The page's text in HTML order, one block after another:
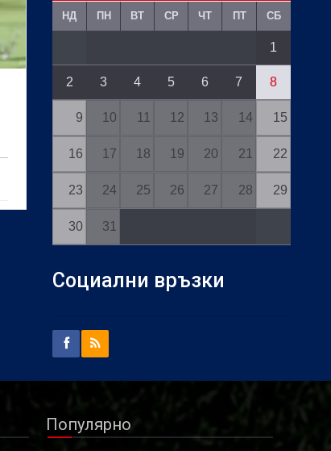
НД ПН ВТ СР ЧТ ПТ СБ
1
2 3 4 5 6 7 8
9 10 11 12 13 14 15
16 17 18 19 20 21 22
23 24 25 26 27 28 29
30 31
Социални връзки
Популярно